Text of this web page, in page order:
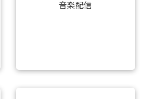
音楽配信